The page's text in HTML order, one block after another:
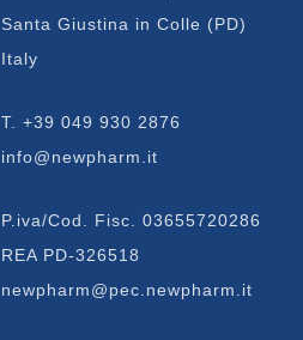
Santa Giustina in Colle (PD)
Italy
T. +39 049 930 2876
info@newpharm.it
P.iva/Cod. Fisc. 03655720286
REA PD-326518
newpharm@pec.newpharm.it